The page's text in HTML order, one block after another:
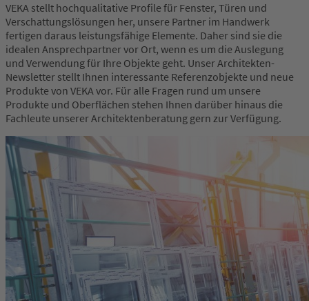
VEKA stellt hochqualitative Profile für Fenster, Türen und
Verschattungslösungen her, unsere Partner im Handwerk
fertigen daraus leistungsfähige Elemente. Daher sind sie die
idealen Ansprechpartner vor Ort, wenn es um die Auslegung
und Verwendung für Ihre Objekte geht. Unser Architekten-
Newsletter stellt Ihnen interessante Referenzobjekte und neue
Produkte von VEKA vor. Für alle Fragen rund um unsere
Produkte und Oberflächen stehen Ihnen darüber hinaus die
Fachleute unserer Architektenberatung gern zur Verfügung.